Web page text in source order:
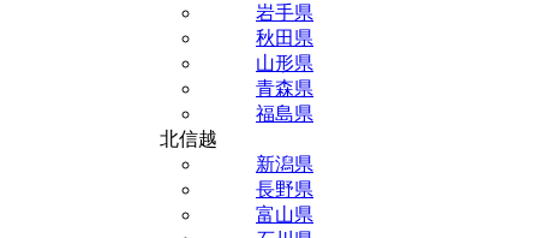
岩手県
秋田県
山形県
青森県
福島県
北信越
新潟県
長野県
富山県